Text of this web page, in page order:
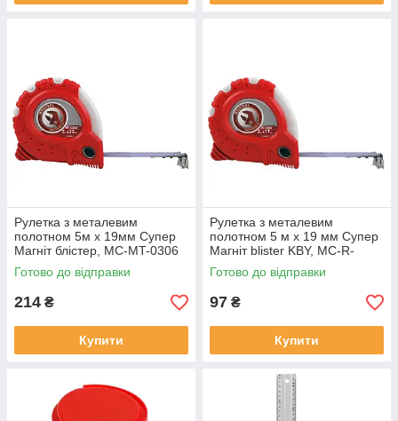
Рулетка з металевим
полотном 5м x 19мм Супер
Магніт блістер, MC-MT-0306
Готово до відправки
214 ₴
Купити
Рулетка з металевим
полотном 5 м x 19 мм Супер
Магніт blister KBY, MC-R-
273738
Готово до відправки
97 ₴
Купити